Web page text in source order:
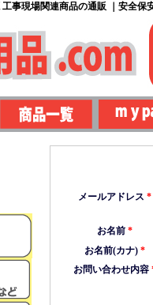
事現場関連商品の通販 ｜安全保
メールアドレス *
お名前*
お名前(カナ)*
お問い合わせ内容